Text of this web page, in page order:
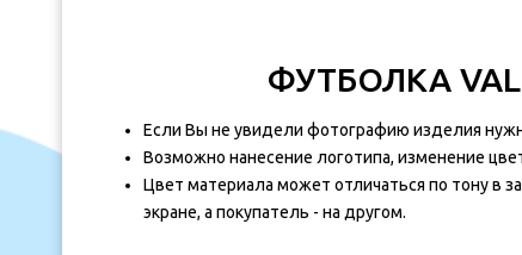
ФУТБОЛКА
Если Вы не увидели фотографию изделия
Возможно нанесение логотипа, изменение
Цвет материала может отличаться по тону в
экране, а покупатель - на другом.